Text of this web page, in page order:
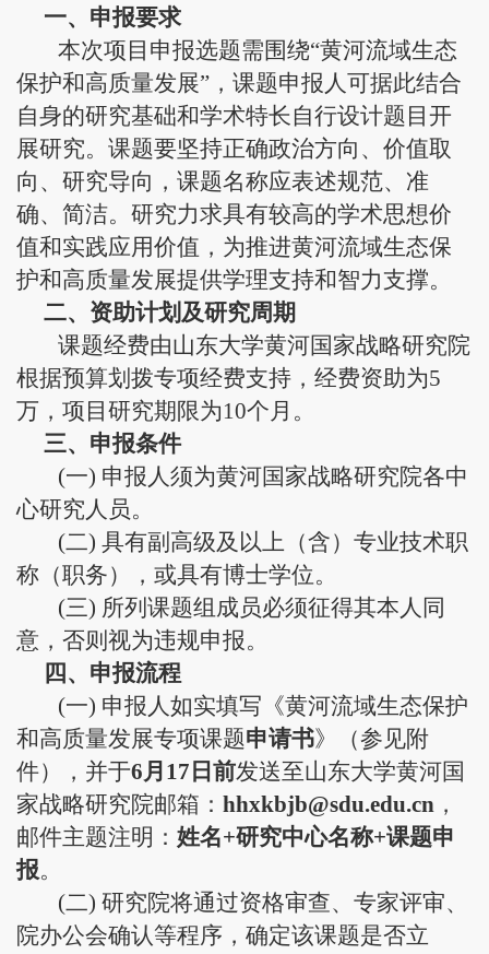
一、申报要求
本次项目申报选题需围绕“黄河流域生态
保护和高质量发展”，课题申报人可据此结合
自身的研究基础和学术特长自行设计题目开
展研究。课题要坚持正确政治方向、价值取
向、研究导向，课题名称应表述规范、准
确、简洁。研究力求具有较高的学术思想价
值和实践应用价值，为推进黄河流域生态保
护和高质量发展提供学理支持和智力支撑。
二、资助计划及研究周期
课题经费由山东大学黄河国家战略研究院
根据预算划拨专项经费支持，经费资助为5
万，项目研究期限为10个月。
三、申报条件
(一) 申报人须为黄河国家战略研究院各中
心研究人员。
(二) 具有副高级及以上（含）专业技术职
称（职务），或具有博士学位。
(三) 所列课题组成员必须征得其本人同
意，否则视为违规申报。
四、申报流程
(一) 申报人如实填写《黄河流域生态保护
和高质量发展专项课题申请书》（参见附
件），并于6月 17 日前发送至山东大学黄河国
家战略研究院邮箱： hhxkbjb@sdu.edu.cn ，
邮件主题注明： 姓名+研究中心名称+课题申
报。
(二) 研究院将通过资格审查、专家评审、
院办公会确认等程序，确定该课题是否立